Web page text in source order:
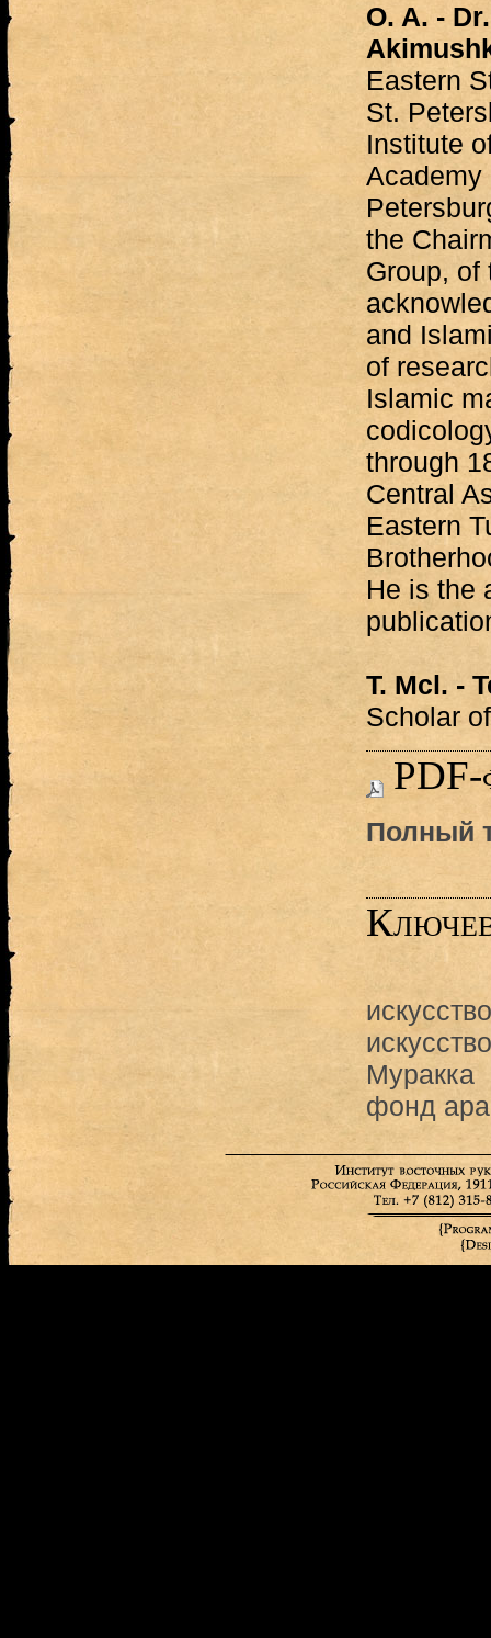
O. A. -
Eastern
St.
Institute
Academy
the
Group, of
and
of
Islamic
through
Central
Eastern
He is the
T. Mcl. -
Scholar
PDF-
Полный
Муракка
фонд